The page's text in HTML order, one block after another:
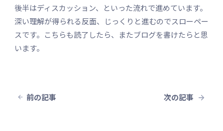
後半はディスカッション、といった流れで進めています。
深い理解が得られる反面、じっくりと進むのでスローペー
スです。こちらも読了したら、またブログを書けたらと思
います。
前の記事 次の記事